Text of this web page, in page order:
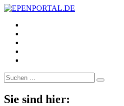
EPENPORTAL.DE
Epische News aus Politik, Finanzen &
Suche
nach:
Sie sind hier: